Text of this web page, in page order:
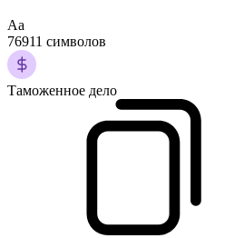
Аа
76911 символов
Таможенное дело